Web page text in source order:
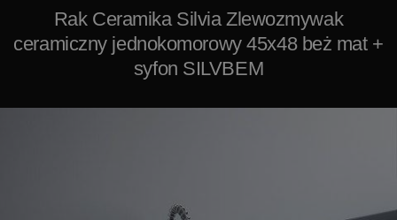
Rak Ceramika Silvia Zlewozmywak
ceramiczny jednokomorowy 45x48 beż mat +
syfon SILVBEM